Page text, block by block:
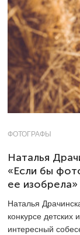
ФОТОГРАФЫ
Наталья
«Если бы
ее изобрела»
Наталья
конкурсе
интересный